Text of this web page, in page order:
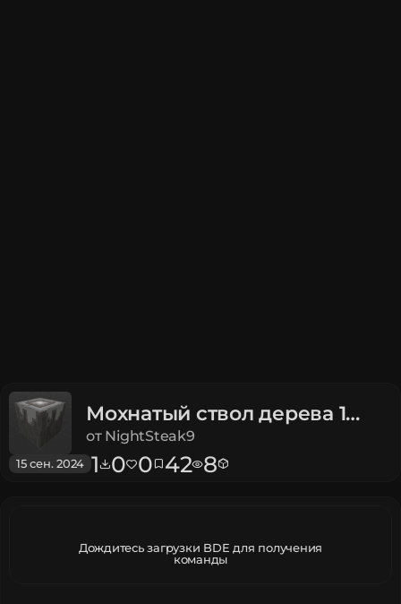
Мохнатый ствол дерева 1
Legends
от NightSteak9
15 сен. 2024 1 0 0 42 8
Дождитесь загрузки BDE для получения
команды